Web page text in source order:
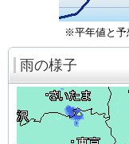
※平年値と予
雨の様子